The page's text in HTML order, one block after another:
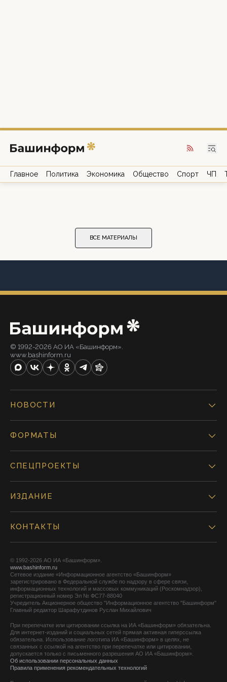
Главное Политика Экономика Общество Спорт ЧП
ВСЕ МАТЕРИАЛЫ
© 1992-2026 АО ИА «Башинформ».
www.bashinform.ru
НОВОСТИ
ФОРМАТЫ
СПЕЦПРОЕКТЫ
ИЗДАНИЕ
КОНТАКТЫ
© 1992-2026 АО ИА «Башинформ».
www.bashinform.ru
Сетевое издание «Информационное агентство «Башинформ»
зарегистрировано в Федеральной службе по надзору в сфере связи,
информационных технологий и массовых коммуникаций (Роскомнадзор),
регистрационный номер Эл № ФС77-88040
Учредитель Акционерное общество "Информационное агентство "Башинформ"
Главный редактор Шарафутдинов Руслан Михайлович
При перепечатке или цитировании ссылка на ИА «Башинформ» обязательна.
Для интернет-изданий и социальных сетей прямая активная гиперссылка
обязательна. Использование логотипа ИА «Башинформ» в целях, не
связанных с ссылкой на агентство при перепечатке или цитировании,
допускается только с письменного разрешения АО ИА «Башинформ».
Об использовании персональных данных
Правила применения рекомендательных технологий